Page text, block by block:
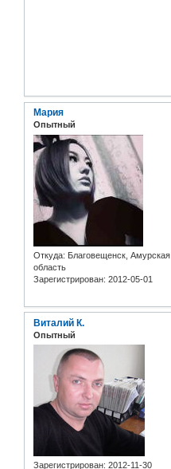
Мария
Опытный
Откуда: Благовещенск, Амурская
область
Зарегистрирован: 2012-05-01
Виталий К.
Опытный
Зарегистрирован: 2012-11-30